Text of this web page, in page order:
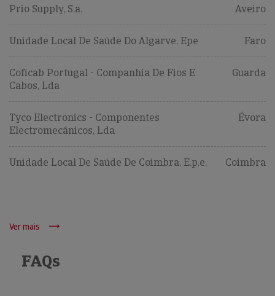
Prio Supply, S.a. Aveiro
Unidade Local De Saúde Do Algarve, Epe Faro
Coficab Portugal - Companhia De Fios E
Cabos, Lda
Guarda
Tyco Electronics - Componentes
Electromecânicos, Lda
Évora
Unidade Local De Saúde De Coimbra, E.p.e. Coimbra
Ver mais
FAQs